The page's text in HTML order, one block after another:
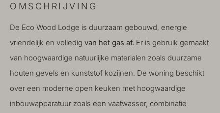
OMSCHRIJVING
De Eco Wood Lodge is duurzaam gebouwd, energie
vriendelijk en volledig van het gas af. Er is gebruik gemaakt
van hoogwaardige natuurlijke materialen zoals duurzame
houten gevels en kunststof kozijnen. De woning beschikt
over een moderne open keuken met hoogwaardige
inbouwapparatuur zoals een vaatwasser, combinatie